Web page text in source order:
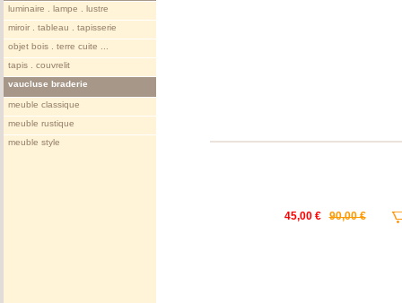
luminaire . lampe . lustre
miroir . tableau . tapisserie
objet bois . terre cuite ...
tapis . couvrelit
vaucluse braderie
meuble classique
meuble rustique
meuble style
45,00 € 90,00 €